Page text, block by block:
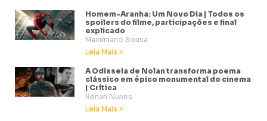
Homem-Aranha: Um Novo Dia | Todos os
spoilers do filme, participações e final
explicado
Maximiano Sousa
Leia Mais »
A Odisseia de Nolan transforma poema
clássico em épico monumental do cinema
| Crítica
Renan Nunes
Leia Mais »